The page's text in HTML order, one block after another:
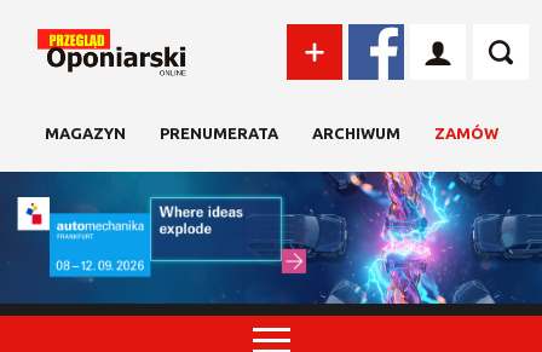
MAGAZYN PRENUMERATA ARCHIWUM ZAMÓW